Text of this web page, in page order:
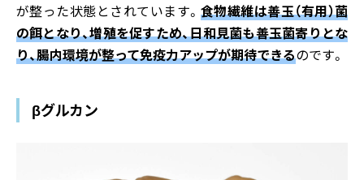
が整った状態とされています。 食物繊維は善玉（有用）菌
の餌となり、増殖を促すため、日和見菌も善玉菌寄りとな
り、腸内環境が整って免疫力アップが期待できるのです。
βグルカン